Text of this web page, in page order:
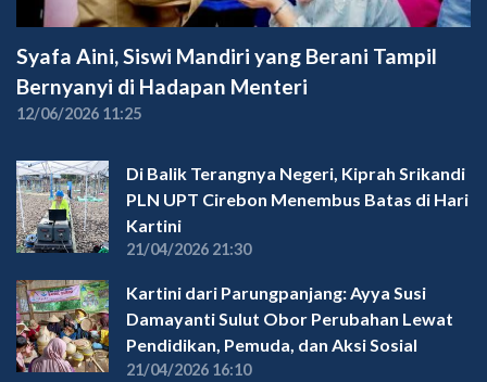
Syafa Aini, Siswi Mandiri yang Berani Tampil
Bernyanyi di Hadapan Menteri
12/06/2026 11:25
Di Balik Terangnya Negeri, Kiprah Srikandi
PLN UPT Cirebon Menembus Batas di Hari
Kartini
21/04/2026 21:30
Kartini dari Parungpanjang: Ayya Susi
Damayanti Sulut Obor Perubahan Lewat
Pendidikan, Pemuda, dan Aksi Sosial
21/04/2026 16:10